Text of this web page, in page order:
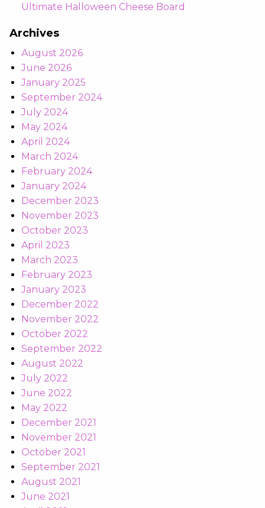
Ultimate Halloween Cheese Board
Archives
August 2026
June 2026
January 2025
September 2024
July 2024
May 2024
April 2024
March 2024
February 2024
January 2024
December 2023
November 2023
October 2023
April 2023
March 2023
February 2023
January 2023
December 2022
November 2022
October 2022
September 2022
August 2022
July 2022
June 2022
May 2022
December 2021
November 2021
October 2021
September 2021
August 2021
June 2021